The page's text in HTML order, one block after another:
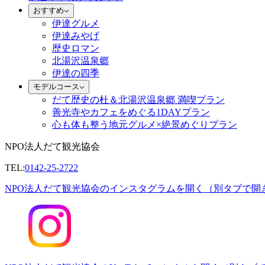
おすすめ
伊達グルメ
伊達みやげ
歴史ロマン
北湯沢温泉郷
伊達の四季
モデルコース
だて歴史の杜＆北湯沢温泉郷 満喫プラン
善光寺やカフェをめぐる1DAYプラン
心も体も整う地元グルメ×絶景めぐりプラン
NPO法人だて観光協会
TEL:0142-25-2722
NPO法人だて観光協会のインスタグラムを開く（別タブで開